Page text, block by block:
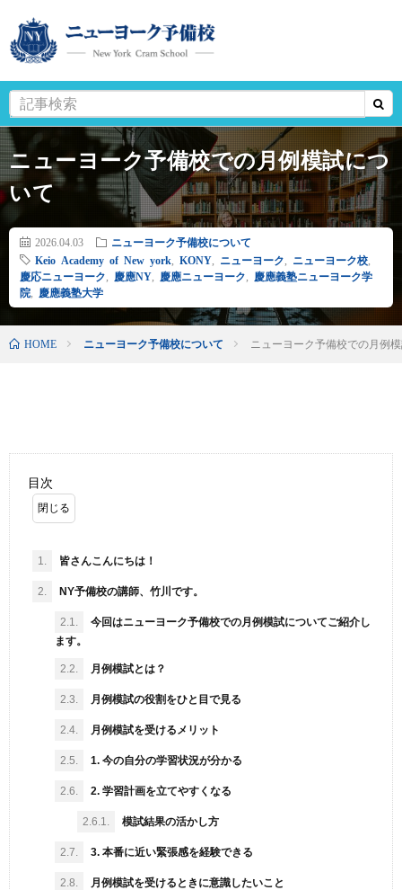
ニューヨーク予備校での月例模試につ
いて
2026.04.03
ニューヨーク予備校について
Keio Academy of New york
KONY ニューヨーク ニューヨーク校
慶応ニューヨーク
慶應NY 慶應ニューヨーク
慶應義塾ニューヨーク学
院
慶應義塾大学
HOME ニューヨーク予備校について ニューヨーク予備校での月例
目次
1. 皆さんこんにちは！
2. NY予備校の講師、竹川です。
2.1.
今回はニューヨーク予備校での月例模試についてご紹介し
ます。
2.2. 月例模試とは？
2.3. 月例模試の役割をひと目で見る
2.4. 月例模試を受けるメリット
2.5. 1. 今の自分の学習状況が分かる
2.6. 2. 学習計画を立てやすくなる
2.6.1. 模試結果の活かし方
2.7. 3. 本番に近い緊張感を経験できる
2.8. 月例模試を受けるときに意識したいこと